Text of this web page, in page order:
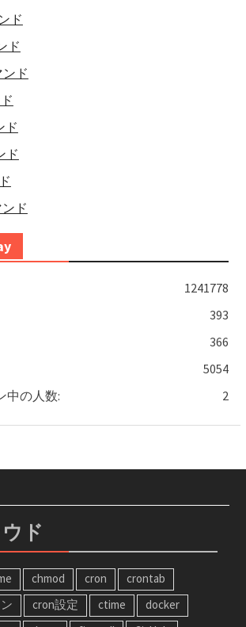
ド
ド
ド
ド
ド
ド
1241778
393
366
5054
2
中の人数:
ド
chmod cron
crontab
cron設定 ctime
docker